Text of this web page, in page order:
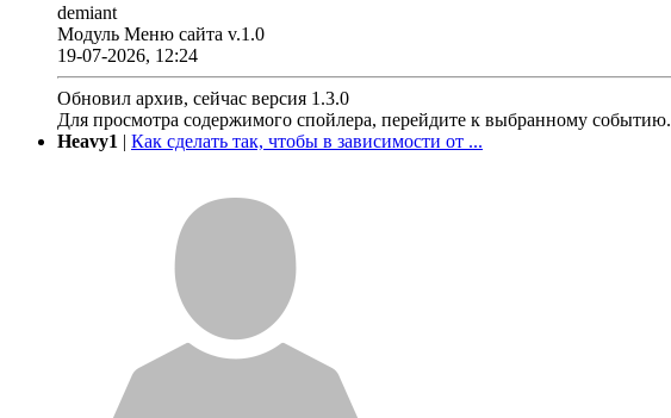
demiant
Модуль Меню сайта v.1.0
19-07-2026, 12:24
Обновил архив, сейчас версия 1.3.0
Для просмотра содержимого спойлера, перейдите к выбранному событию.
Heavy1 | Как сделать так, чтобы в зависимости от ...